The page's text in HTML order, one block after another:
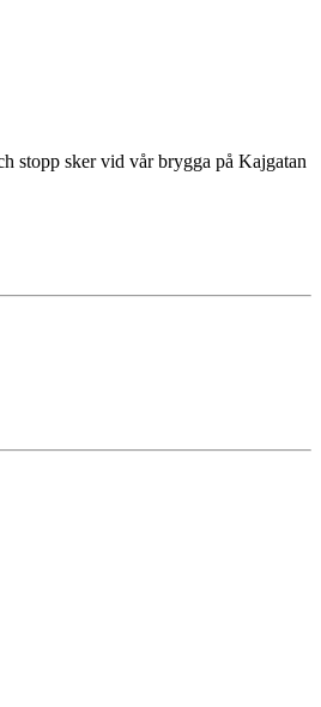
stopp sker vid vår brygga på Kajgatan